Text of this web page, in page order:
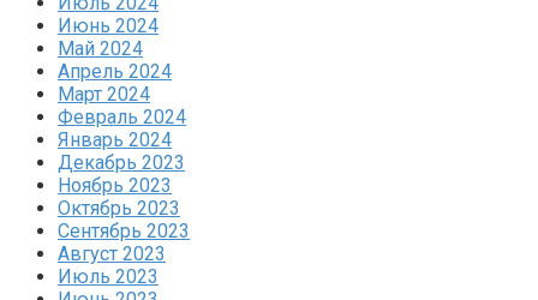
Июнь 2024
Май 2024
Апрель 2024
Март 2024
Февраль 2024
Январь 2024
Декабрь 2023
Ноябрь 2023
Октябрь 2023
Сентябрь 2023
Август 2023
Июль 2023